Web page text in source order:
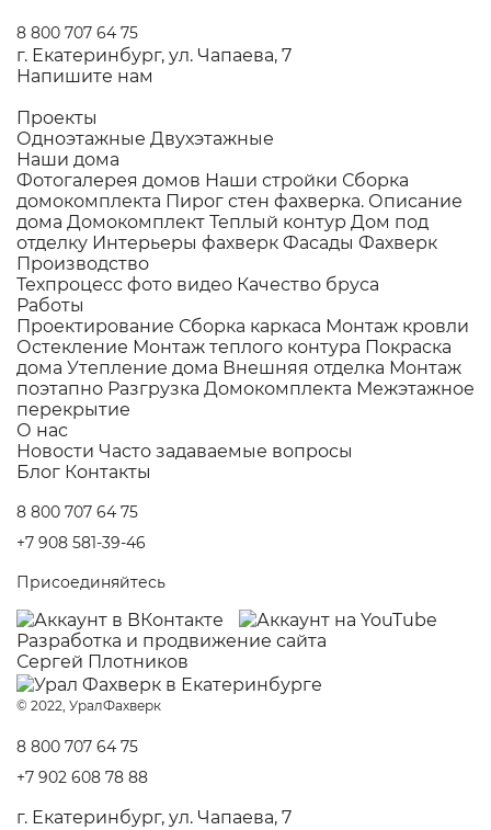
8 800 707 64 75
г. Екатеринбург, ул. Чапаева, 7
Напишите нам
Проекты
Одноэтажные Двухэтажные
Наши дома
Фотогалерея домов Наши стройки Сборка
домокомплекта Пирог стен фахверка. Описание
дома Домокомплект Теплый контур Дом под
отделку Интерьеры фахверк Фасады Фахверк
Производство
Техпроцесс фото видео Качество бруса
Работы
Проектирование Сборка каркаса Монтаж кровли
Остекление Монтаж теплого контура Покраска
дома Утепление дома Внешняя отделка Монтаж
поэтапно Разгрузка Домокомплекта Межэтажное
перекрытие
О нас
Новости Часто задаваемые вопросы
Блог Контакты
8 800 707 64 75
+7 908 581-39-46
Присоединяйтесь
Разработка и продвижение сайта
Сергей Плотников
© 2022, УралФахверк
8 800 707 64 75
+7 902 608 78 88
г. Екатеринбург, ул. Чапаева, 7